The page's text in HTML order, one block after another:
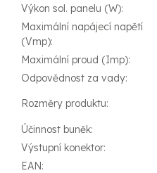
Výkon sol. panelu (W):
Maximální napájecí napětí
(Vmp):
Maximální proud (Imp):
Odpovědnost za vady:
Rozměry produktu:
Účinnost buněk:
Výstupní konektor:
EAN: